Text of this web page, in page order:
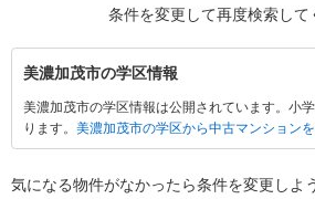
条件を変更して再度検索して
美
濃
加
茂
に
美濃加茂市の学区情報
美濃加茂市の学区情報は公開されています。小
ります。 美濃加茂市の学区から中古マンション
気になる物件がなかったら条件を変更しよ